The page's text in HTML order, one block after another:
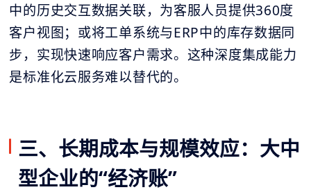
中的历史交互数据关联，为客服人员提供360度
客户视图；或将工单系统与ERP中的库存数据同
步，实现快速响应客户需求。这种深度集成能力
是标准化云服务难以替代的。
三、长期成本与规模效应：大中
型企业的“经济账”